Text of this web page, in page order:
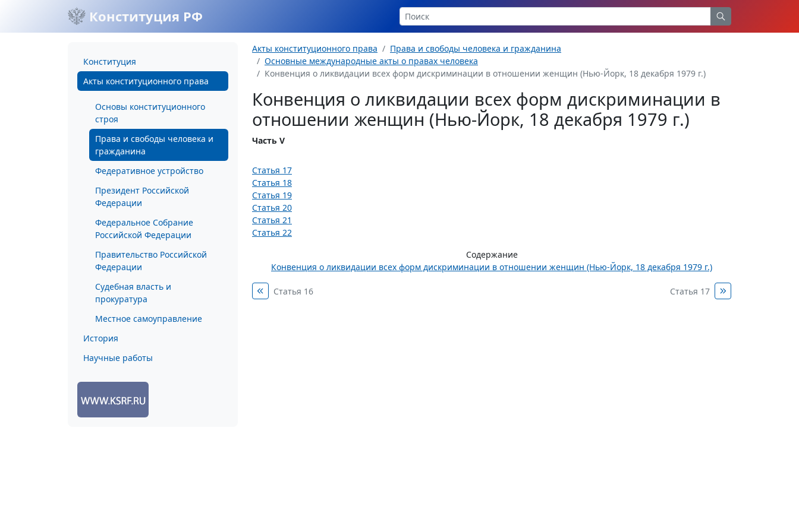
Конституция РФ
Конституция
Акты конституционного права
Основы конституционного
строя
Права и свободы человека и
гражданина
Федеративное устройство
Президент Российской
Федерации
Федеральное Собрание
Российской Федерации
Правительство Российской
Федерации
Судебная власть и
прокуратура
Местное самоуправление
История
Научные работы
Акты конституционного права
Права и свободы человека и гражданина
Основные международные акты о правах человека
Конвенция о ликвидации всех форм дискриминации в отношении женщин (Нью-Йорк, 18 декабря 1979 г.)
Конвенция о ликвидации всех форм дискриминации в
отношении женщин (Нью-Йорк, 18 декабря 1979 г.)
Часть V
Статья 17
Статья 18
Статья 19
Статья 20
Статья 21
Статья 22
Содержание
Конвенция о ликвидации всех форм дискриминации в отношении женщин (Нью-Йорк, 18 декабря 1979 г.)
Статья 16 Статья 17